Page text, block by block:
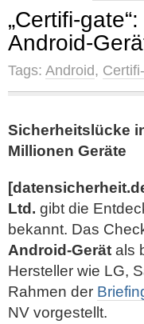
„Certifi-
Android-
Tags: Android,
Sicherheitslücke
Millionen Geräte
Ltd. gibt die
bekannt. Das
Android-Gerät als
Hersteller wie LG,
Rahmen der
NV vorgestellt.